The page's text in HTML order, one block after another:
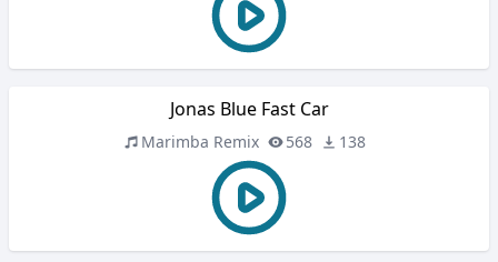
Jonas Blue Fast Car
Marimba Remix 568 138